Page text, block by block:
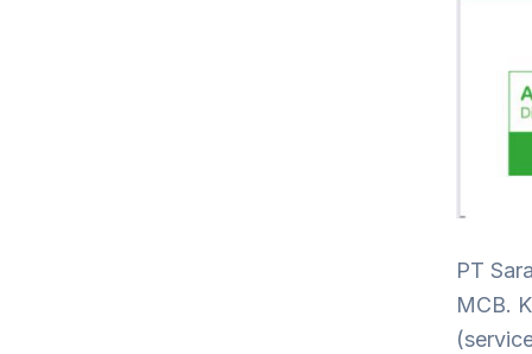
PT
MCB.